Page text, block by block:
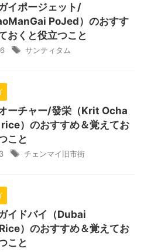
イポージェット/
PoJed）のおすす
おくと役立つこと
サンティタム
ーチャー/發栄（Krit Ocha
）のおすすめ＆覚えてお
こと
チェンマイ旧市街
イドバイ（Dubai
）のおすすめ＆覚えてお
こと